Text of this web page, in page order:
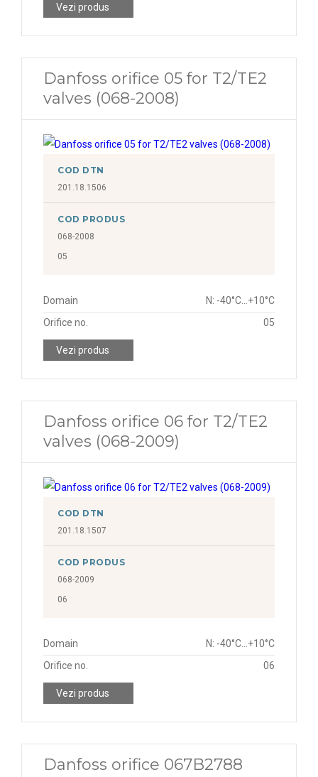
Vezi produs
Danfoss orifice 05 for T2/TE2
valves (068-2008)
COD DTN
201.18.1506
COD PRODUS
068-2008
05
Domain
N: -40°C...+10°C
Orifice no.
05
Vezi produs
Danfoss orifice 06 for T2/TE2
valves (068-2009)
COD DTN
201.18.1507
COD PRODUS
068-2009
06
Domain
N: -40°C...+10°C
Orifice no.
06
Vezi produs
Danfoss orifice 067B2788